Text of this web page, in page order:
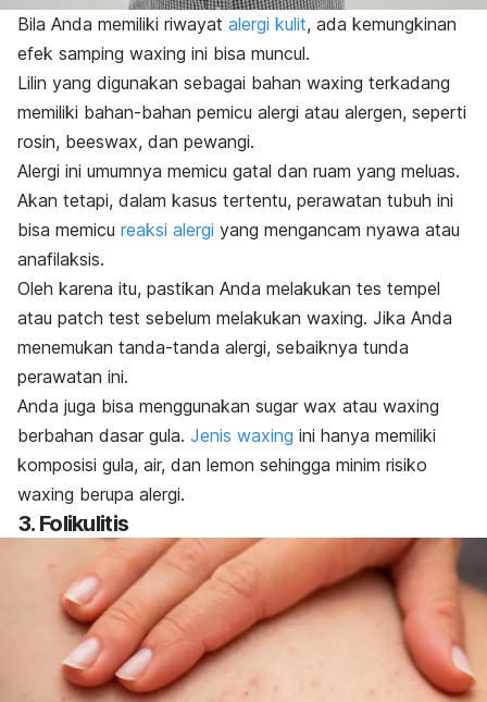
Bila Anda memiliki riwayat alergi kulit, ada kemungkinan
efek samping waxing ini bisa muncul.
Lilin yang digunakan sebagai bahan waxing terkadang
memiliki bahan-bahan pemicu alergi atau alergen, seperti
rosin, beeswax, dan pewangi.
Alergi ini umumnya memicu gatal dan ruam yang meluas.
Akan tetapi, dalam kasus tertentu, perawatan tubuh ini
bisa memicu reaksi alergi yang mengancam nyawa atau
anafilaksis.
Oleh karena itu, pastikan Anda melakukan tes tempel
atau patch test sebelum melakukan waxing. Jika Anda
menemukan tanda-tanda alergi, sebaiknya tunda
perawatan ini.
Anda juga bisa menggunakan sugar wax atau waxing
berbahan dasar gula. Jenis waxing ini hanya memiliki
komposisi gula, air, dan lemon sehingga minim risiko
waxing berupa alergi.
3. Folikulitis